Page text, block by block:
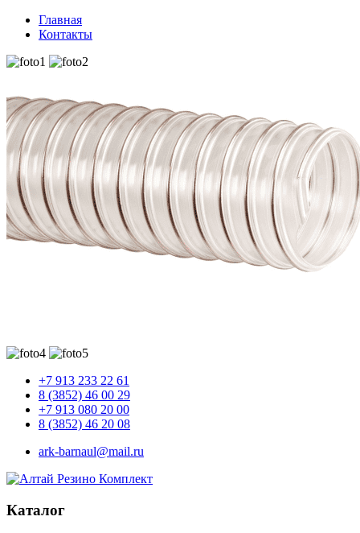
Главная
Контакты
+7 913 233 22 61
8 (3852) 46 00 29
+7 913 080 20 00
8 (3852) 46 20 08
ark-barnaul@mail.ru
Каталог